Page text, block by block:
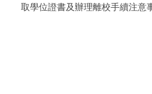
取學位證書及辦理離校手續注意